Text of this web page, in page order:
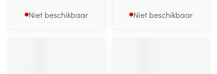
Niet beschikbaar Niet beschikbaar